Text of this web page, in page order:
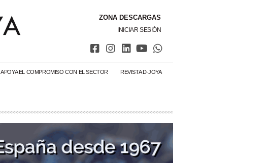
ZONA DESCARGAS
INICIAR SESIÓN
APOYA EL COMPROMISO CON EL SECTOR REVISTA D-JOYA